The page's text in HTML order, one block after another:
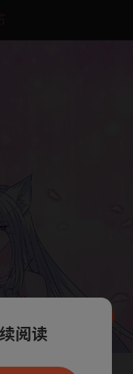
App新用
阅读